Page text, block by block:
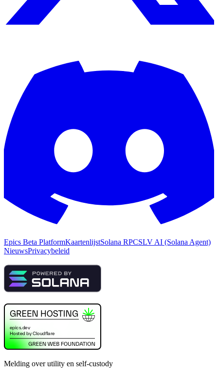
Epics Beta PlatformKaartenlijstSolana RPCSLV AI (Solana Agent)
NieuwsPrivacybeleid
Melding over utility en self-custody